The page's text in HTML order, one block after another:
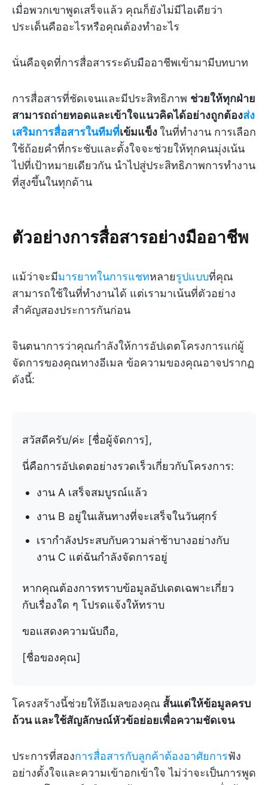
เมื่อพวกเขาพูดเสร็จแล้ว คุณก็ยังไม่มีไอเดียว่า
ประเด็นคืออะไรหรือคุณต้องทำอะไร
นั่นคือจุดที่การสื่อสารระดับมืออาชีพเข้ามามีบทบาท
การสื่อสารที่ชัดเจนและมีประสิทธิภาพ ช่วยให้ทุกฝ่าย
สามารถถ่ายทอดและเข้าใจแนวคิดได้อย่างถูกต้องส่ง
เสริมการสื่อสารในทีมที่เข้มแข็งในที่ทำงาน การเลือก
ใช้ถ้อยคำที่กระชับและตั้งใจจะช่วยให้ทุกคนมุ่งเน้น
ไปที่เป้าหมายเดียวกัน นำไปสู่ประสิทธิภาพการทำงาน
ที่สูงขึ้นในทุกด้าน
ตัวอย่างการสื่อสารอย่างมืออาชีพ
แม้ว่าจะมีมารยาทในการแชทหลายรูปแบบที่คุณ
สามารถใช้ในที่ทำงานได้ แต่เรามาเน้นที่ตัวอย่าง
สำคัญสองประการกันก่อน
จินตนาการว่าคุณกำลังให้การอัปเดตโครงการแก่ผู้
จัดการของคุณทางอีเมล ข้อความของคุณอาจปรากฏ
ดังนี้:
สวัสดีครับ/ค่ะ [ชื่อผู้จัดการ],
นี่คือการอัปเดตอย่างรวดเร็วเกี่ยวกับโครงการ:
งาน A เสร็จสมบูรณ์แล้ว
งาน B อยู่ในเส้นทางที่จะเสร็จในวันศุกร์
เรากำลังประสบกับความล่าช้าบางอย่างกับ
งาน C แต่ฉันกำลังจัดการอยู่
หากคุณต้องการทราบข้อมูลอัปเดตเฉพาะเกี่ยว
กับเรื่องใด ๆ โปรดแจ้งให้ทราบ
ขอแสดงความนับถือ,
[ชื่อของคุณ]
โครงสร้างนี้ช่วยให้อีเมลของคุณ สั้นแต่ให้ข้อมูลครบ
ถ้วน และใช้สัญลักษณ์หัวข้อย่อยเพื่อความชัดเจน
ประการที่สองการสื่อสารกับลูกค้าต้องอาศัยการฟัง
อย่างตั้งใจและความเข้าอกเข้าใจ ไม่ว่าจะเป็นการพูด